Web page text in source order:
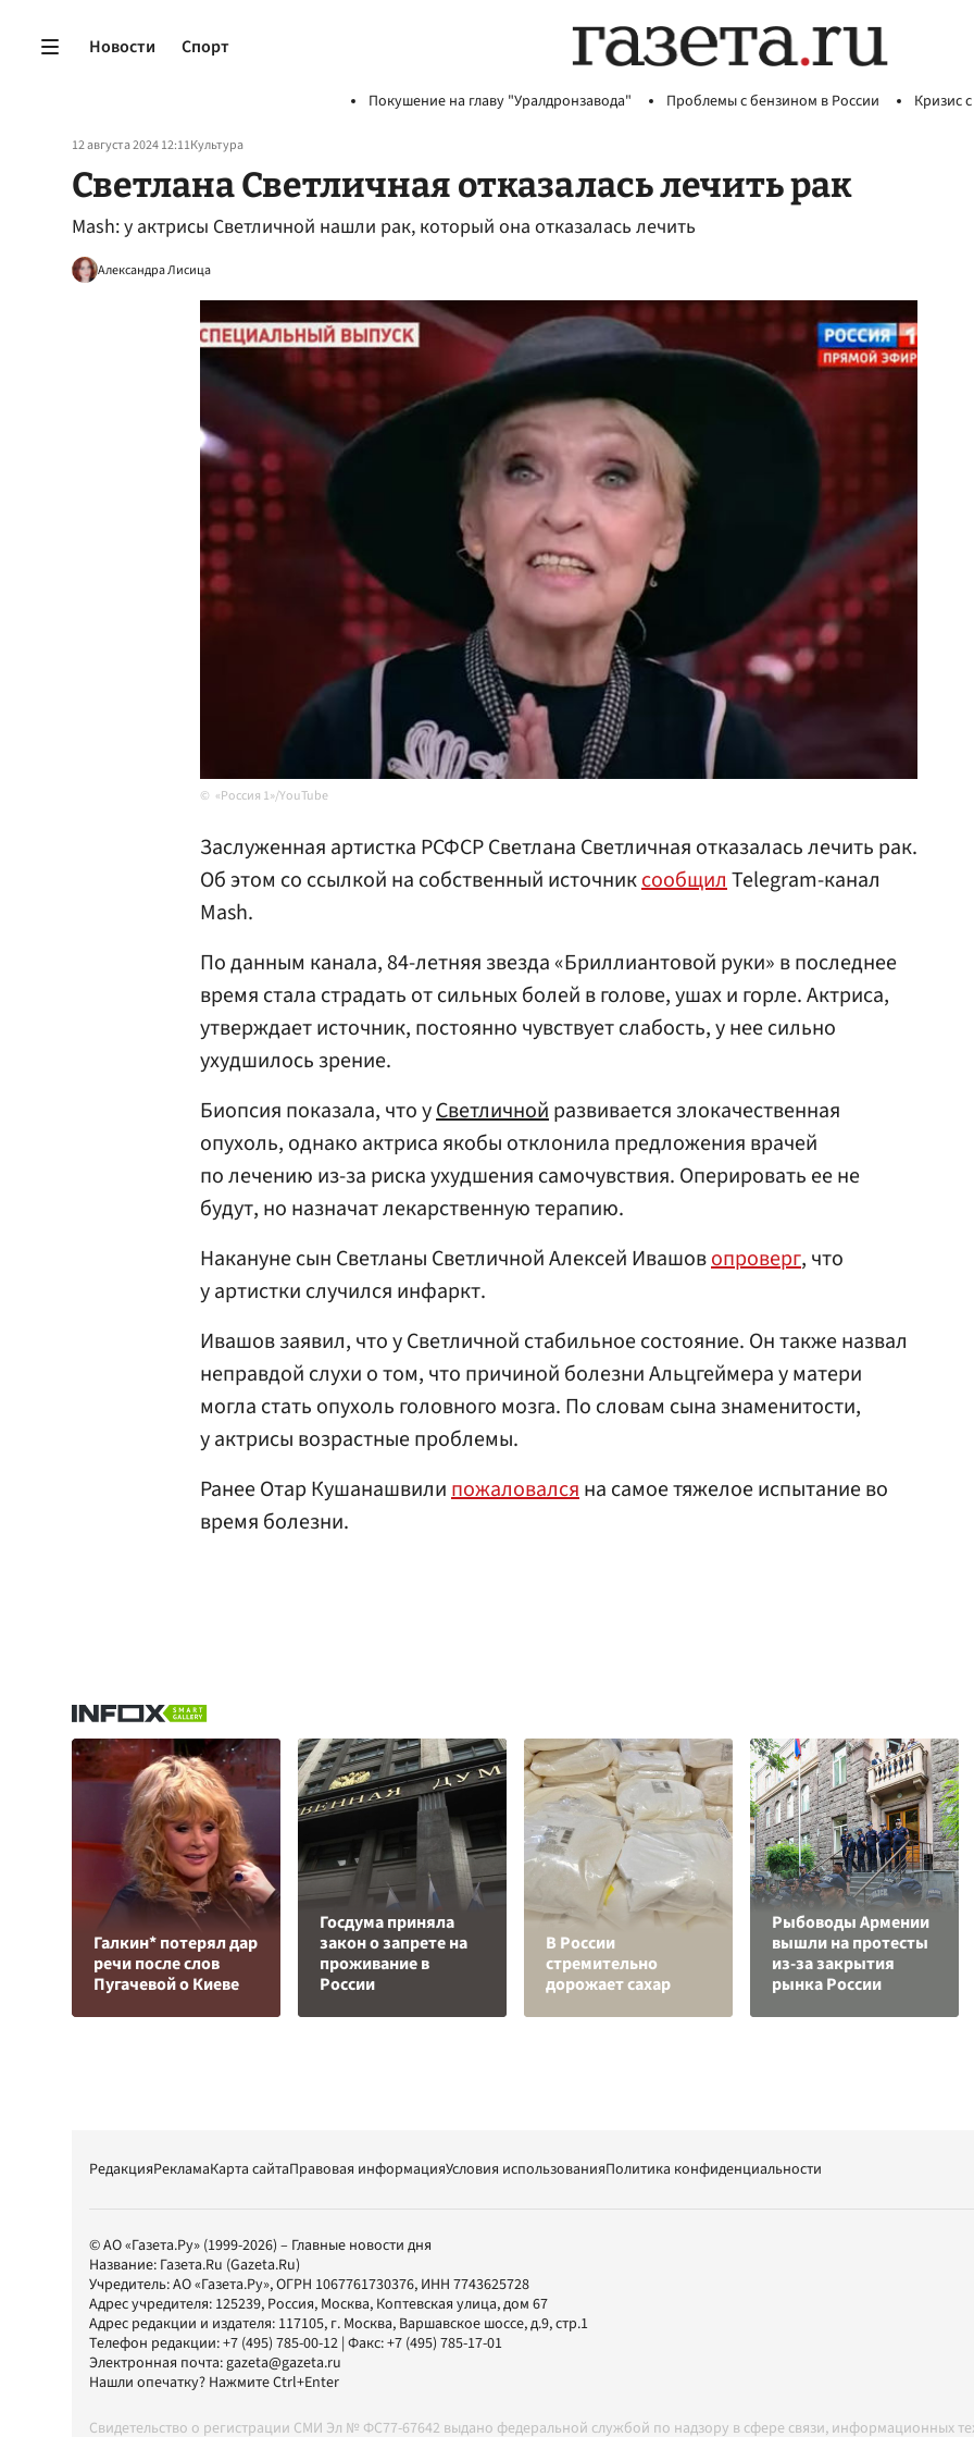
Новости Спорт
Покушение на главу "Уралдронзавода" Проблемы с бензином в России Кризис
12 августа 2024 12:11Культура
Светлана Светличная отказалась лечить рак
Mash: у актрисы Светличной нашли рак, который она отказалась лечить
Александра Лисица
«Россия 1»/YouTube
Заслуженная артистка РСФСР Светлана Светличная отказалась лечить рак.
Об этом со ссылкой на собственный источниксообщилTelegram-канал
Mash.
По данным канала, 84-летняя звезда «Бриллиантовой руки» в последнее
время стала страдать от сильных болей в голове, ушах и горле. Актриса,
утверждает источник, постоянно чувствует слабость, у нее сильно
ухудшилось зрение.
Биопсия показала, что уСветличнойразвивается злокачественная
опухоль, однако актриса якобы отклонила предложения врачей
по лечению из-за риска ухудшения самочувствия. Оперировать ее не
будут, но назначат лекарственную терапию.
Накануне сын Светланы Светличной Алексей Ивашовопроверг, что
у артистки случился инфаркт.
Ивашов заявил, что у Светличной стабильное состояние. Он также назвал
неправдой слухи о том, что причиной болезни Альцгеймера у матери
могла стать опухоль головного мозга. По словам сына знаменитости,
у актрисы возрастные проблемы.
Ранее Отар Кушанашвилипожаловалсяна самое тяжелое испытание во
время болезни.
Галкин* потерял дар
речи после слов
Пугачевой о Киеве
Госдума приняла
закон о запрете на
проживание в
России
В России
стремительно
дорожает сахар
Рыбоводы Армении
вышли на протесты
из-за закрытия
рынка России
РедакцияРекламаКарта сайтаПравовая информацияУсловия использованияПолитика конфиденциальности
© АО «Газета.Ру» (1999-2026) – Главные новости дня
Название: Газета.Ru (Gazeta.Ru)
Учредитель:АО «Газета.Ру», ОГРН 1067761730376, ИНН 7743625728
Адрес учредителя: 125239, Россия, Москва, Коптевская улица, дом 67
Адрес редакции и издателя: 117105, г. Москва, Варшавское шоссе, д.9, стр.1
Телефон редакции:+7 (495) 785-00-12 | Факс:+7 (495) 785-17-01
Электронная почта:gazeta@gazeta.ru
Нашли опечатку? Нажмите Ctrl+Enter
Свидетельство о регистрации СМИ Эл № ФС77-67642 выдано федеральной службой по надзору в сфере связи, информационных